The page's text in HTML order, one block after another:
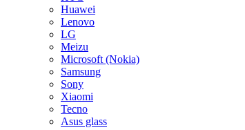
Huawei
Lenovo
LG
Meizu
Microsoft (Nokia)
Samsung
Sony
Xiaomi
Tecno
Asus glass